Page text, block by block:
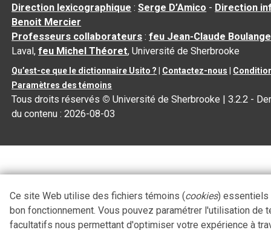
Direction lexicographique :Serge D’Amico - Direction
Benoit Mercier
Professeurs collaborateurs :feu Jean-Claude
Laval,feu Michel Théoret, Université de Sherbrooke
Qu’est-ce que le dictionnaire Usito ? Contactez-nous
Paramètres des témoins
Tous droits réservés © Université de Sherbrooke |3.2.2 -
du contenu :2026-08-03
Ce site Web utilise des fichiers témoins (cookies) essentiels
bon fonctionnement. Vous pouvez paramétrer l'utilisation de
facultatifs nous permettant d'optimiser votre expérience à